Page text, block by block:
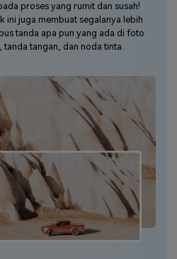
proses yang rumit dan susah!
ini juga membuat segalanya lebih
tanda apa pun yang ada di foto
tangan, dan noda tinta.